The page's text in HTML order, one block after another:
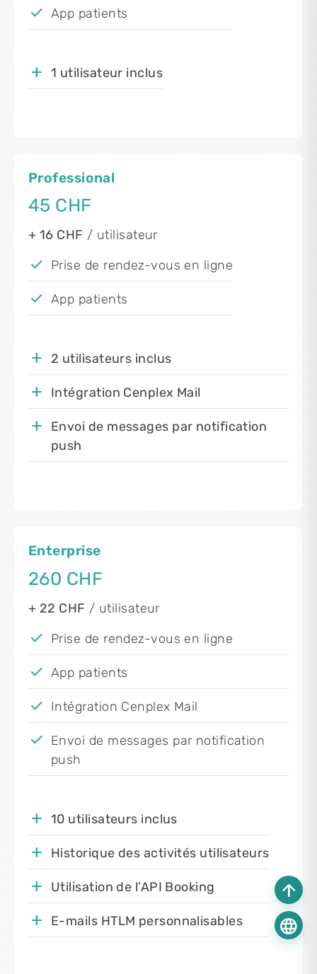
arrow_upward
language
App patients
1 utilisateur inclus
Professional
45 CHF
+ 16 CHF / utilisateur
Prise de rendez-vous en ligne
App patients
2 utilisateurs inclus
Intégration Cenplex Mail
Envoi de messages par notification
push
Enterprise
260 CHF
+ 22 CHF / utilisateur
Prise de rendez-vous en ligne
App patients
Intégration Cenplex Mail
Envoi de messages par notification
push
10 utilisateurs inclus
Historique des activités utilisateurs
Utilisation de l’API Booking
E-mails HTLM personnalisables